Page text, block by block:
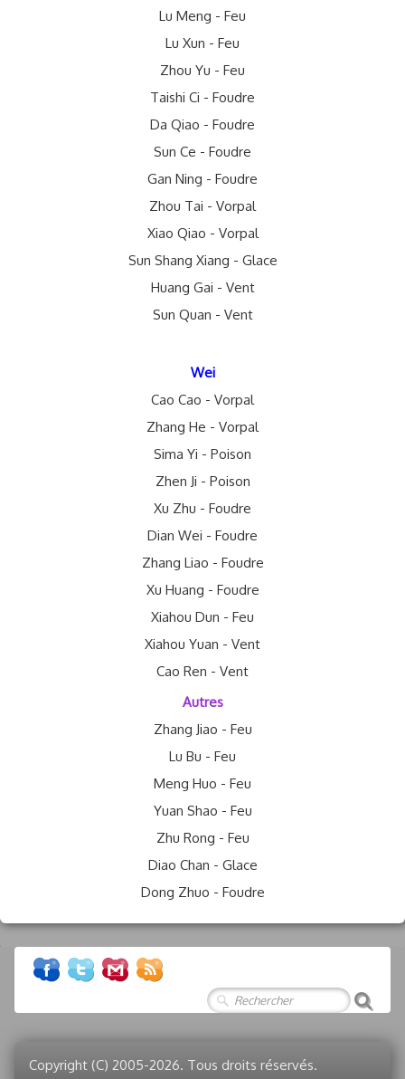
Lu Meng - Feu
Lu Xun - Feu
Zhou Yu - Feu
Taishi Ci - Foudre
Da Qiao - Foudre
Sun Ce - Foudre
Gan Ning - Foudre
Zhou Tai - Vorpal
Xiao Qiao - Vorpal
Sun Shang Xiang - Glace
Huang Gai - Vent
Sun Quan - Vent
Wei
Cao Cao - Vorpal
Zhang He - Vorpal
Sima Yi - Poison
Zhen Ji - Poison
Xu Zhu - Foudre
Dian Wei - Foudre
Zhang Liao - Foudre
Xu Huang - Foudre
Xiahou Dun - Feu
Xiahou Yuan - Vent
Cao Ren - Vent
Autres
Zhang Jiao - Feu
Lu Bu - Feu
Meng Huo - Feu
Yuan Shao - Feu
Zhu Rong - Feu
Diao Chan - Glace
Dong Zhuo - Foudre
Copyright (C) 2005-2026. Tous droits réservés.